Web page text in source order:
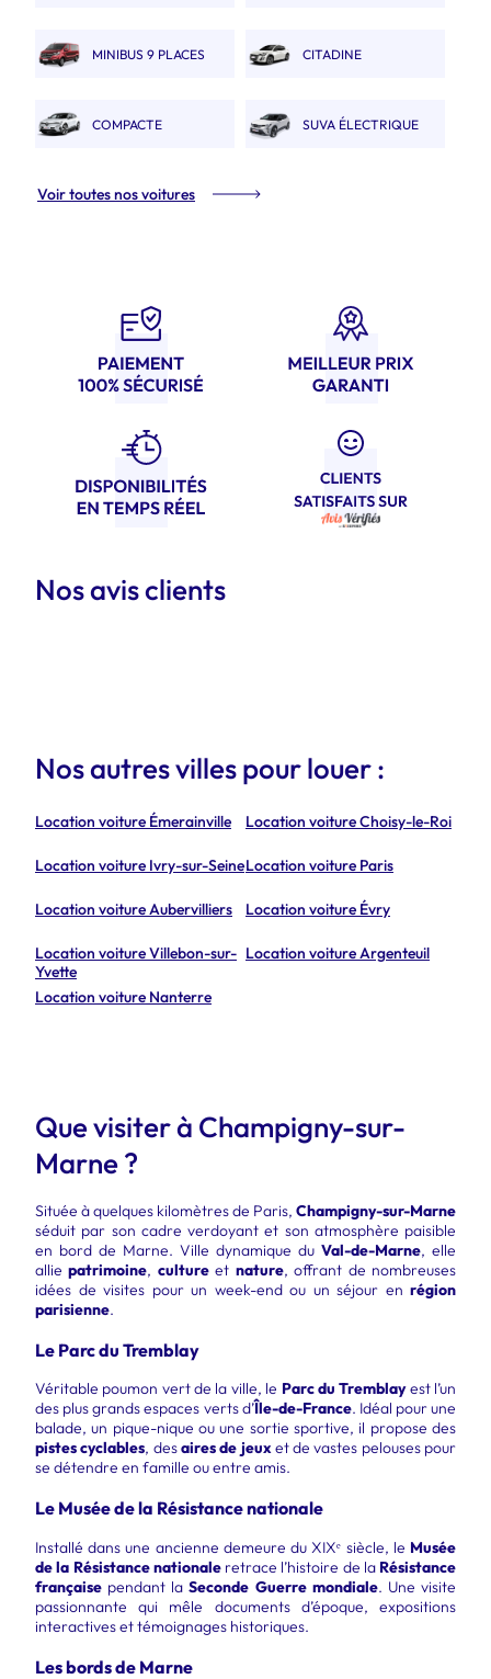
MINIBUS 9 PLACES
CITADINE
COMPACTE
SUVA ÉLECTRIQUE
Voir toutes nos voitures
Nos avis clients
Nos autres villes pour louer :
Location voiture Émerainville Location voiture Choisy-le-Roi
Location voiture Ivry-sur-SeineLocation voiture Paris
Location voiture Aubervilliers Location voiture Évry
Location voiture Villebon-sur-
Yvette
Location voiture Argenteuil
Location voiture Nanterre
Que visiter à Champigny-sur-
Marne ?
Située à quelques kilomètres de Paris, Champigny-sur-Marne
séduit par son cadre verdoyant et son atmosphère paisible
en bord de Marne. Ville dynamique du Val-de-Marne, elle
alliepatrimoine, cultureet nature, offrant de nombreuses
idées de visites pour un week-end ou un séjour en région
parisienne.
Le Parc du Tremblay
Véritable poumon vert de la ville, le Parc du Tremblayest l’un
des plus grands espaces verts d’Île-de-France. Idéal pour une
balade, un pique-nique ou une sortie sportive, il propose des
pistes cyclables, desaires de jeuxet de vastes pelouses pour
se détendre en famille ou entre amis.
Le Musée de la Résistance nationale
Installé dans une ancienne demeure du XIXᵉ siècle, le Musée
de la Résistance nationaleretrace l’histoire de la Résistance
française pendant laSeconde Guerre mondiale. Une visite
passionnante qui mêle documents d’époque, expositions
interactives et témoignages historiques.
Les bords de Marne